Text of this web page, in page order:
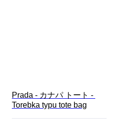
Prada - カナパ トート -
Torebka typu tote bag